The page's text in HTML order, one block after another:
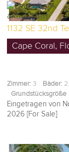
1132 SE 32nd
Cape Coral,
Zimmer: 3 Bäder:
Grundstücksgröße
Eingetragen von
2026 [For Sale]